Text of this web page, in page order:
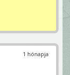
1 hónapja